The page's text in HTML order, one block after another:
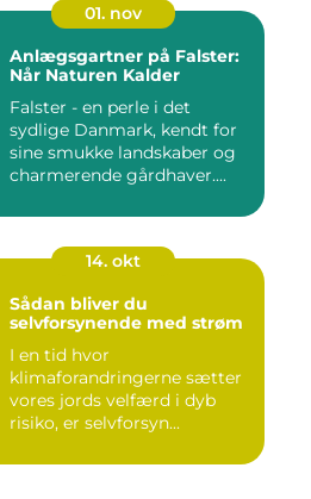
01. nov
Anlægsgartner på Falster:
Når Naturen Kalder
Falster - en perle i det
sydlige Danmark, kendt for
sine smukke landskaber og
charmerende gårdhaver....
14. okt
Sådan bliver du
selvforsynende med strøm
I en tid hvor
klimaforandringerne sætter
vores jords velfærd i dyb
risiko, er selvforsyn...